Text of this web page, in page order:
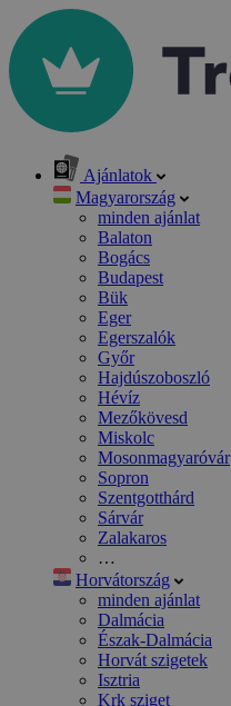
Ajánlatok
Magyarország
minden ajánlat
Balaton
Bogács
Budapest
Bük
Eger
Egerszalók
Győr
Hajdúszoboszló
Hévíz
Mezőkövesd
Miskolc
Mosonmagyaróvár
Sopron
Szentgotthárd
Sárvár
Zalakaros
…
Horvátország
minden ajánlat
Dalmácia
Észak-Dalmácia
Horvát szigetek
Isztria
Krk sziget